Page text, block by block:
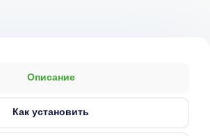
Описание
Как установить